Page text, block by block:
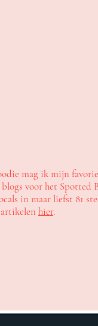
mag ik mijn
voor het Spotted
in maar liefst 81
hier.